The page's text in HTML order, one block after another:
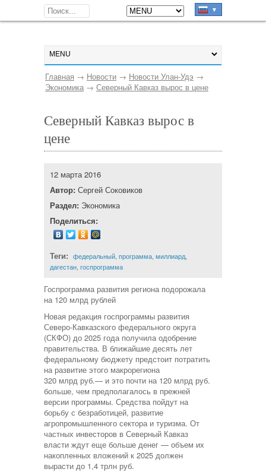
▼
Главная → Новости → Новости Улан-Удэ →
Экономика → Северный Кавказ вырос в цене
Северный Кавказ вырос в
цене
12 марта 2016
Автор: Сергей Соковиков
Раздел: Экономика
Поделиться:
Теги: федеральный программа миллиард
дагестан госпрограмма
Госпрограмма развития региона подорожала
на 120 млрд рублей
Новая редакция госпрограммы развития
Северо-Кавказского федерального округа
(СКФО) до 2025 года получила одобрение
правительства. В ближайшие десять лет
федеральному бюджету предстоит потратить
на развитие этого макрорегиона
320 млрд руб.— и это почти на 120 млрд руб.
больше, чем предполагалось в прежней
версии программы. Средства пойдут на
борьбу с безработицей, развитие
агропромышленного сектора и туризма. От
частных инвесторов в Северный Кавказ
власти ждут еще больше денег — объем их
накопленных вложений к 2025 должен
вырасти до 1,4 трлн руб.